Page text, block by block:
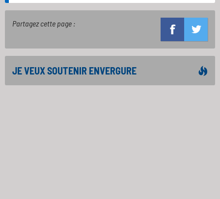
Partagez cette page :
JE VEUX SOUTENIR ENVERGURE